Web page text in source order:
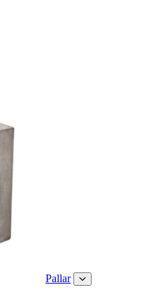
Pallar